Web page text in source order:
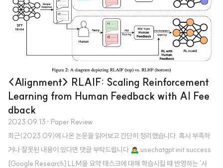
되는 Multi-head Attention의 경우 메모리 사용량이 지나치게 많이 요구되어
이를 적용하기가 점점 더 어려워지는 추세였음 이..
<Alignment> RLAIF: Scaling Reinforcement
Learning from Human Feedback with AI Fee
dback
2023.09.13 · Paper Review
최근(2023.09)에 나온 논문을 읽어보고 간단히 정리했습니다. 혹시 부족하
거나 잘못된 내용이 있다면 댓글 부탁드립니다 🙇‍♂️ usechatgpt init success
[Google Research] LLM을 요약 태스크에 대해 학습시킬 때 반영하는 '사